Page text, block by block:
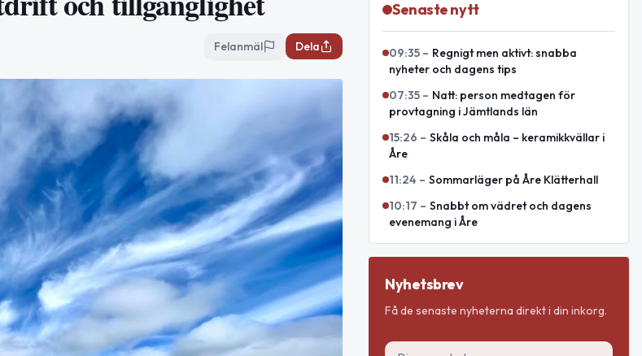
Felanmäl Dela
Senaste nytt
09:35 – Regnigt men aktivt: snabba
nyheter och dagens tips
07:35 – Natt: person medtagen för
provtagning i Jämtlands län
15:26 – Skåla och måla – keramikkvällar i
Åre
11:24 – Sommarläger på Åre Klätterhall
10:17 – Snabbt om vädret och dagens
evenemang i Åre
Nyhetsbrev
Få de senaste nyheterna direkt i din inkorg.